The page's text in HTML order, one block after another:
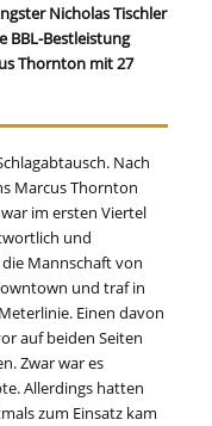
Nicholas Tischler
BBL-Bestleistung
Thornton mit 27
Nach
Marcus Thornton
im ersten Viertel
und
Mannschaft von
und traf in
Einen davon
auf beiden Seiten
Zwar war es
Allerdings hatten
zum Einsatz kam